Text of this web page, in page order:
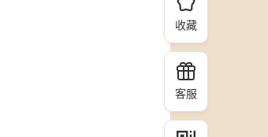
收藏
客服